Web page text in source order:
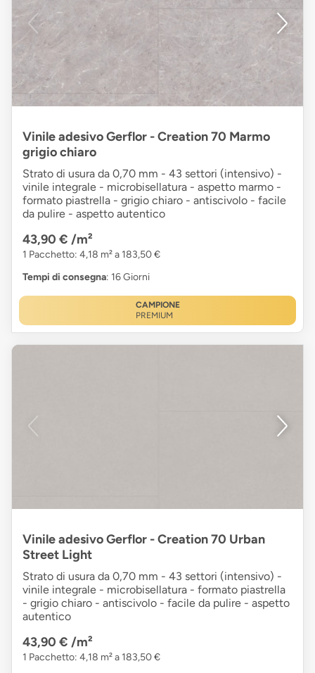
Vinile adesivo Gerflor - Creation 70 Marmo
grigio chiaro
Strato di usura da 0,70 mm - 43 settori (intensivo) -
vinile integrale - microbisellatura - aspetto marmo -
formato piastrella - grigio chiaro - antiscivolo - facile
da pulire - aspetto autentico
43,90 € /m²
1 Pacchetto: 4,18 m² a 183,50 €
Tempi di consegna: 16 Giorni
CAMPIONE
PREMIUM
Vinile adesivo Gerflor - Creation 70 Urban
Street Light
Strato di usura da 0,70 mm - 43 settori (intensivo) -
vinile integrale - microbisellatura - formato piastrella
- grigio chiaro - antiscivolo - facile da pulire - aspetto
autentico
43,90 € /m²
1 Pacchetto: 4,18 m² a 183,50 €